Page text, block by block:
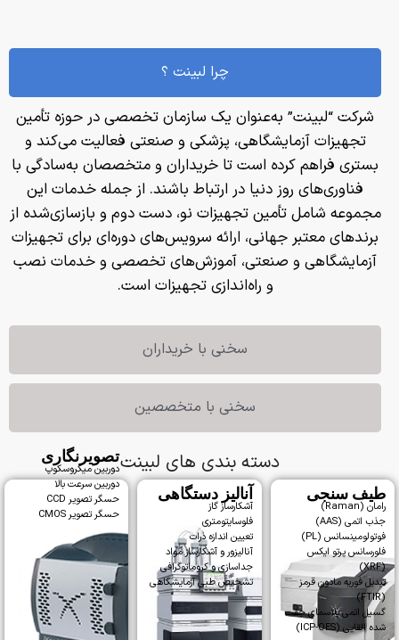
چرا لبینت ؟
سخنی با خریداران
سخنی با متخصصین
شرکت “لبینت” به‌عنوان یک سازمان تخصصی در حوزه تأمین
تجهیزات آزمایشگاهی، پزشکی و صنعتی فعالیت می‌کند و
بستری فراهم کرده است تا خریداران و متخصصان به‌سادگی با
فناوری‌های روز دنیا در ارتباط باشند. از جمله خدمات این
مجموعه شامل تأمین تجهیزات نو، دست دوم و بازسازی‌شده از
برندهای معتبر جهانی، ارائه سرویس‌های دوره‌ای برای تجهیزات
آزمایشگاهی و صنعتی، آموزش‌های تخصصی و خدمات نصب
و راه‌اندازی تجهیزات است.
دسته بندی های لبینت
طیف سنجی
رامان (Raman)
جذب اتمی (AAS)
فوتولومینسانس (PL)
فلورسانس پرتو ایکس
(XRF)
تبدیل فوریه مادون قرمز
(FTIR)
گسیل اتمی پلاسمای جفت
شده القایی (ICP-OES)
آنالیز دستگاهی
آشکارساز گاز
فلوسایتومتری
تعیین اندازه ذرات
آنالیزور و آشکارساز مواد
جداسازی و کروماتوگرافی
تشخیص طبی آزمایشگاهی
تصویرنگاری
دوربین میکروسکوپ
دوربین سرعت بالا
حسگر تصویر CCD
حسگر تصویر CMOS